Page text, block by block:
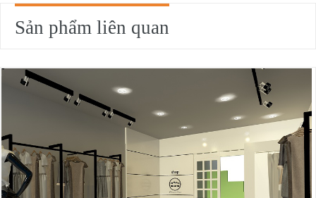
Sản phẩm liên quan